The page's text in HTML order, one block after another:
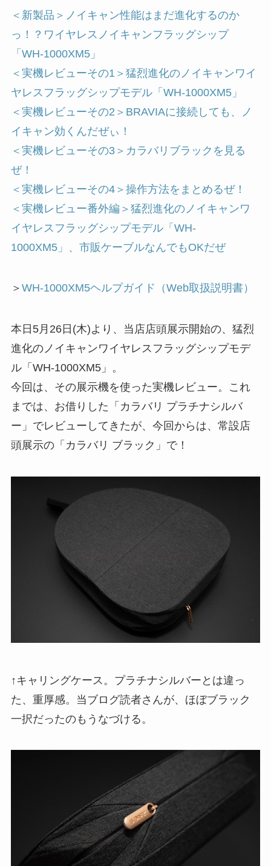
＜新製品＞ノイキャン性能はまだ進化するのか
っ！？ワイヤレスノイキャンフラッグシップ
「WH-1000XM5」
＜実機レビューその1＞猛烈進化のノイキャンワイ
ヤレスフラッグシップモデル「WH-1000XM5」
＜実機レビューその2＞BRAVIAに接続しても、ノ
イキャン効くんだぜぃ！
＜実機レビューその3＞カラバリブラックを見る
ぜ！
＜実機レビューその4＞操作方法をまとめるぜ！
＜実機レビュー番外編＞猛烈進化のノイキャンワ
イヤレスフラッグシップモデル「WH-
1000XM5」、市販ケーブルなんでもOKだぜ
＞ WH-1000XM5ヘルプガイド（Web取扱説明書）
本日5月26日(木)より、当店店頭展示開始の、猛烈
進化のノイキャンワイヤレスフラッグシップモデ
ル「WH-1000XM5」。
今回は、その展示機を使った実機レビュー。これ
までは、お借りした「カラバリ プラチナシルバ
ー」でレビューしてきたが、今回からは、常設店
頭展示の「カラバリ ブラック」で！
↑キャリングケース。プラチナシルバーとは違っ
た、重厚感。当ブログ読者さんが、ほぼブラック
一択だったのもうなづける。